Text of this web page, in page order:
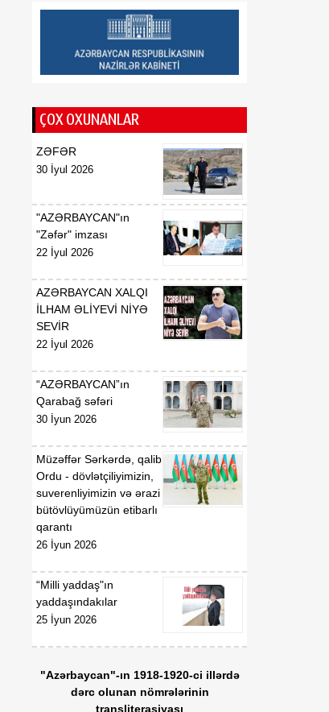
planlaşdırılan beynəlxalq
şahmat yarışları müzakirə
06 Avqust
ÇOX OXUNANLAR
ZƏFƏR
30 İyul 2026
"AZƏRBAYCAN"ın
"Zəfər" imzası
22 İyul 2026
AZƏRBAYCAN XALQI
İLHAM ƏLİYEVİ NİYƏ
SEVİR
22 İyul 2026
“AZƏRBAYCAN”ın
Qarabağ səfəri
30 İyun 2026
Müzəffər Sərkərdə, qalib
Ordu - dövlətçiliyimizin,
suverenliyimizin və ərazi
bütövlüyümüzün etibarlı
qarantı
26 İyun 2026
“Milli yaddaş"ın
yaddaşındakılar
25 İyun 2026
"Azərbaycan"-ın 1918-1920-ci illərdə
dərc olunan nömrələrinin
transliterasiyası